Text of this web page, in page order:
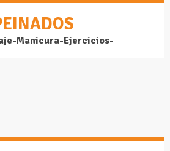
Manicura-Ejercicios-